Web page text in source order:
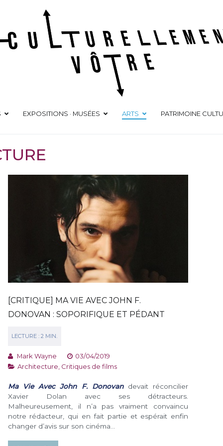
EXPOSITIONS · MUSÉES ARTS PATRIMOINE
[CRITIQUE] MA VIE AVEC JOHN F.
DONOVAN : SOPORIFIQUE ET PÉDANT
Mark Wayne
03/04/2019
Architecture Critiques de films
Ma Vie Avec John F. Donovan
devait réconcilier
Xavier Dolan avec ses détracteurs.
Malheureusement, il n’a pas vraiment convaincu
notre rédacteur, qui en fait partie et espérait enfin
changer d’avis sur son cinéma…